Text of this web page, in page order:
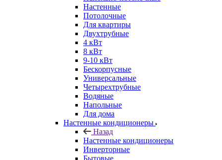
Настенные
Потолочные
Для квартиры
Двухтрубные
4 кВт
8 кВт
9-10 кВт
Бескорпусные
Универсальные
Четырехтрубные
Водяные
Напольные
Для дома
Настенные кондиционеры
Назад
Настенные кондиционеры
Инверторные
Бытовые